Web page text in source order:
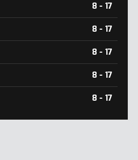
8 - 17
8 - 17
8 - 17
8 - 17
8 - 17